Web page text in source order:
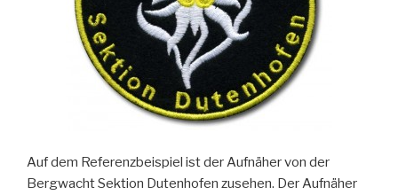
Auf dem Referenzbeispiel ist der Aufnäher von der
Bergwacht Sektion Dutenhofen zusehen. Der Aufnäher